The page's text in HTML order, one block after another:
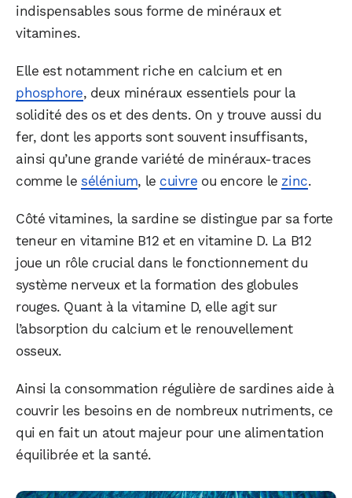
indispensables sous forme de minéraux et
vitamines.
Elle est notamment riche en calcium et en
phosphore, deux minéraux essentiels pour la
solidité des os et des dents. On y trouve aussi du
fer, dont les apports sont souvent insuffisants,
ainsi qu’une grande variété de minéraux-traces
comme le sélénium, le cuivre ou encore le zinc.
Côté vitamines, la sardine se distingue par sa forte
teneur en vitamine B12 et en vitamine D. La B12
joue un rôle crucial dans le fonctionnement du
système nerveux et la formation des globules
rouges. Quant à la vitamine D, elle agit sur
l’absorption du calcium et le renouvellement
osseux.
Ainsi la consommation régulière de sardines aide à
couvrir les besoins en de nombreux nutriments, ce
qui en fait un atout majeur pour une alimentation
équilibrée et la santé.